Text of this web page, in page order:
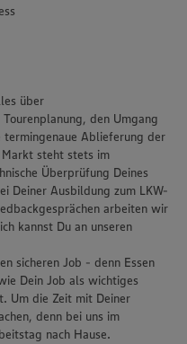
über
den Umgang
Ablieferung der
Markt steht stets im
Überprüfung Deines
Deiner Ausbildung zum LKW-
arbeiten wir
kannst Du an unseren
sicheren Job - denn Essen
Dein Job als wichtiges
Um die Zeit mit Deiner
denn bei uns im
nach Hause.